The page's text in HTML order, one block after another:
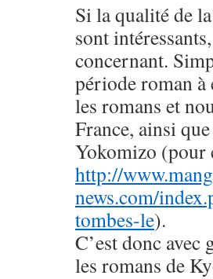
Si la qualité de
sont
concernant.
période roman
les romans et
France, ainsi
Yokomizo (pour
http://
news.com/
tombes-le).
C’est donc
les romans de